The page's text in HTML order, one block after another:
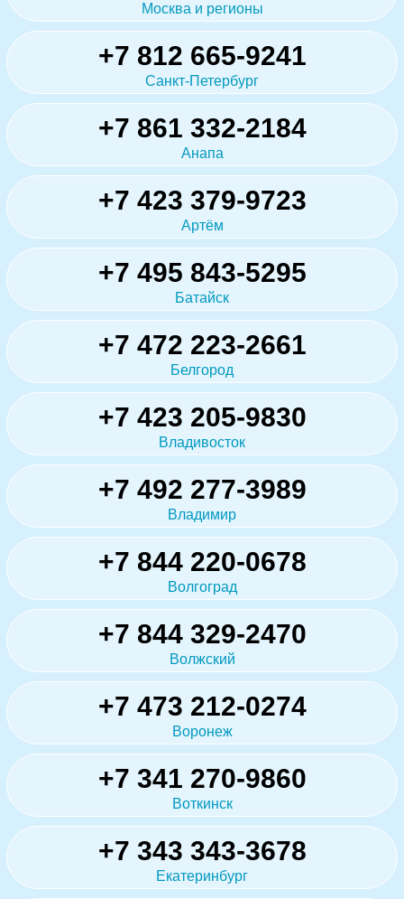
Москва и регионы
+7 812 665-9241
Санкт-Петербург
+7 861 332-2184
Анапа
+7 423 379-9723
Артём
+7 495 843-5295
Батайск
+7 472 223-2661
Белгород
+7 423 205-9830
Владивосток
+7 492 277-3989
Владимир
+7 844 220-0678
Волгоград
+7 844 329-2470
Волжский
+7 473 212-0274
Воронеж
+7 341 270-9860
Воткинск
+7 343 343-3678
Екатеринбург